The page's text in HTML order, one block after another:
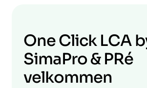
One Click LCA
SimaPro & PRé
velkommen